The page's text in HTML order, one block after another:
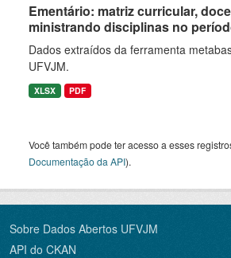
Ementário: matriz curricular,
ministrando disciplinas no
Dados extraídos da ferramenta
UFVJM.
XLSX PDF
Você também pode ter acesso a esses
Documentação da API).
Sobre Dados Abertos UFVJM
API do CKAN